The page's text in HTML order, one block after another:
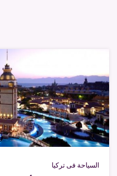
السياحة فى تركيا